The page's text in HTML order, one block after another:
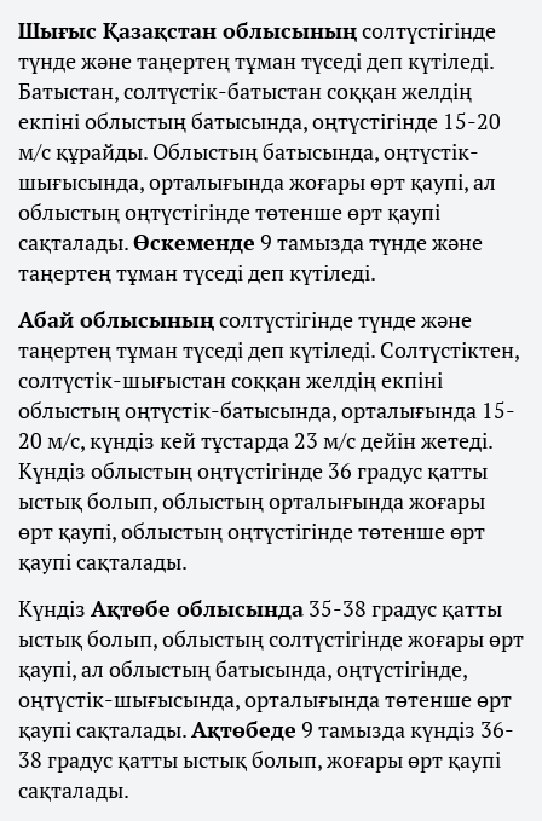
Шығыс Қазақстан облысыныңсолтүстігінде
түнде және таңертең тұман түседі деп күтіледі.
Батыстан, солтүстік-батыстан соққан желдің
екпіні облыстың батысында, оңтүстігінде 15-20
м/с құрайды. Облыстың батысында, оңтүстік-
шығысында, орталығында жоғары өрт қаупі, ал
облыстың оңтүстігінде төтенше өрт қаупі
сақталады.Өскеменде 9 тамызда түнде және
таңертең тұман түседі деп күтіледі.
Абай облысыныңсолтүстігінде түнде және
таңертең тұман түседі деп күтіледі. Солтүстіктен,
солтүстік-шығыстан соққан желдің екпіні
облыстың оңтүстік-батысында, орталығында 15-
20 м/с, күндіз кей тұстарда 23 м/с дейін жетеді.
Күндіз облыстың оңтүстігінде 36 градус қатты
ыстық болып, облыстың орталығында жоғары
өрт қаупі, облыстың оңтүстігінде төтенше өрт
қаупі сақталады.
Күндіз Ақтөбе облысында 35-38 градус қатты
ыстық болып, облыстың солтүстігінде жоғары өрт
қаупі, ал облыстың батысында, оңтүстігінде,
оңтүстік-шығысында, орталығында төтенше өрт
қаупі сақталады.Ақтөбеде 9 тамызда күндіз 36-
38 градус қатты ыстық болып, жоғары өрт қаупі
сақталады.